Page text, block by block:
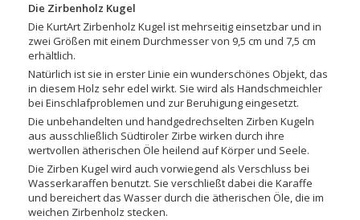
Die Zirbenholz Kugel
Die KurtArt Zirbenholz Kugel ist mehrseitig einsetzbar und in
zwei Größen mit einem Durchmesser von 9,5 cm und 7,5 cm
erhältlich.
Natürlich ist sie in erster Linie ein wunderschönes Objekt, das
in diesem Holz sehr edel wirkt. Sie wird als Handschmeichler
bei Einschlafproblemen und zur Beruhigung eingesetzt.
Die unbehandelten und handgedrechselten Zirben Kugeln
aus ausschließlich Südtiroler Zirbe wirken durch ihre
wertvollen ätherischen Öle heilend auf Körper und Seele.
Die Zirben Kugel wird auch vorwiegend als Verschluss bei
Wasserkaraffen benutzt. Sie verschließt dabei die Karaffe
und bereichert das Wasser durch die ätherischen Öle, die im
weichen Zirbenholz stecken.